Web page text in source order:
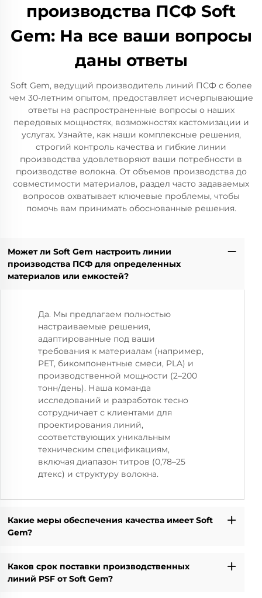
производства ПСФ Soft
Gem: На все ваши вопросы
даны ответы
Soft Gem, ведущий производитель линий ПСФ с более
чем 30-летним опытом, предоставляет исчерпывающие
ответы на распространенные вопросы о наших
передовых мощностях, возможностях кастомизации и
услугах. Узнайте, как наши комплексные решения,
строгий контроль качества и гибкие линии
производства удовлетворяют ваши потребности в
производстве волокна. От объемов производства до
совместимости материалов, раздел часто задаваемых
вопросов охватывает ключевые проблемы, чтобы
помочь вам принимать обоснованные решения.
Может ли Soft Gem настроить линии
производства ПСФ для определенных
материалов или емкостей?
Да. Мы предлагаем полностью
настраиваемые решения,
адаптированные под ваши
требования к материалам (например,
PET, бикомпонентные смеси, PLA) и
производственной мощности (2–200
тонн/день). Наша команда
исследований и разработок тесно
сотрудничает с клиентами для
проектирования линий,
соответствующих уникальным
техническим спецификациям,
включая диапазон титров (0,78–25
дтекс) и структуру волокна.
Какие меры обеспечения качества имеет Soft
Gem?
Каков срок поставки производственных
линий PSF от Soft Gem?